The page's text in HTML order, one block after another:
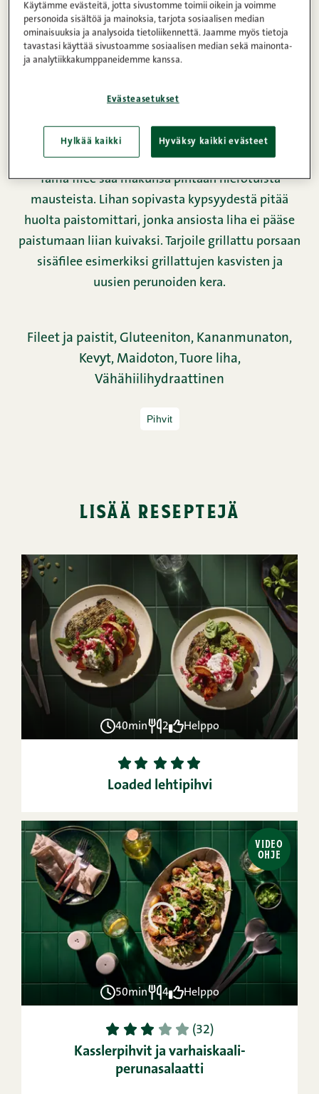
Ohje
Ravintosisältö
Porsaan sisäfilee valmistuu meheväksi grillissä.
Tämä filee saa makunsa pintaan hierotuista
mausteista. Lihan sopivasta kypsyydestä pitää
huolta paistomittari, jonka ansiosta liha ei pääse
paistumaan liian kuivaksi. Tarjoile grillattu porsaan
sisäfilee esimerkiksi grillattujen kasvisten ja
uusien perunoiden kera.
Fileet ja paistit, Gluteeniton, Kananmunaton,
Kevyt, Maidoton, Tuore liha,
Vähähiilihydraattinen
Pihvit
lisää reseptejä
40min 2 Helppo
1 2 3 4
5
Loaded lehtipihvi
VIDEO
OHJE
50min 4 Helppo
1 2 3 4 5 (32)
Kasslerpihvit ja varhaiskaali-
perunasalaatti
Käytämme evästeitä, jotta sivustomme toimii oikein ja voimme
personoida sisältöä ja mainoksia, tarjota sosiaalisen median
ominaisuuksia ja analysoida tietoliikennettä. Jaamme myös tietoja
tavastasi käyttää sivustoamme sosiaalisen median sekä mainonta-
ja analytiikkakumppaneidemme kanssa.
Evästeasetukset
Hylkää kaikki Hyväksy kaikki evästeet